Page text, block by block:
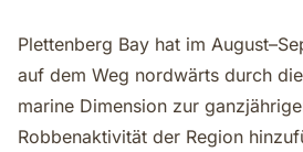
Plettenberg Bay hat im
auf dem Weg nordwärts durch
marine Dimension zur
Robbenaktivität der Region